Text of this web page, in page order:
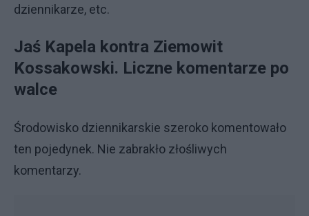
dziennikarze, etc.
Jaś Kapela kontra Ziemowit
Kossakowski. Liczne komentarze po
walce
Środowisko dziennikarskie szeroko komentowało
ten pojedynek. Nie zabrakło złośliwych
komentarzy.